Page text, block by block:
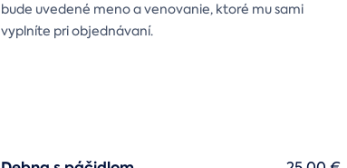
bude uvedené meno a venovanie, ktoré mu sami
vyplníte pri objednávaní.